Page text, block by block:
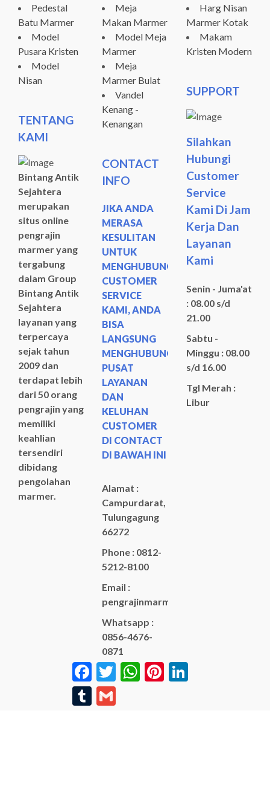
Pedestal
Batu Marmer
Model
Pusara Kristen
Model
Nisan
TENTANG
KAMI
Bintang Antik
Sejahtera
merupakan
situs online
pengrajin
marmer yang
tergabung
dalam Group
Bintang Antik
Sejahtera
layanan yang
terpercaya
sejak tahun
2009 dan
terdapat lebih
dari 50 orang
pengrajin yang
memiliki
keahlian
tersendiri
dibidang
pengolahan
marmer.
Meja
Makan Marmer
Model Meja
Marmer
Meja
Marmer Bulat
Vandel
Kenang -
Kenangan
CONTACT
INFO
JIKA ANDA
MERASA
KESULITAN
UNTUK
MENGHUBUNGI
CUSTOMER
SERVICE
KAMI, ANDA
BISA
LANGSUNG
MENGHUBUNGI
PUSAT
LAYANAN
DAN
KELUHAN
CUSTOMER
DI CONTACT
DI BAWAH INI
Alamat :
Campurdarat,
Tulungagung
66272
Phone : 0812-
5212-8100
Email :
pengrajinmarme88@gmail.com
Whatsapp :
0856-4676-
0871
Harg Nisan
Marmer Kotak
Makam
Kristen Modern
SUPPORT
Silahkan
Hubungi
Customer
Service
Kami Di Jam
Kerja Dan
Layanan
Kami
Senin - Juma'at
: 08.00 s/d
21.00
Sabtu -
Minggu : 08.00
s/d 16.00
Tgl Merah :
Libur
FacebookTwitterWhatsAppPinterest
Tumblr